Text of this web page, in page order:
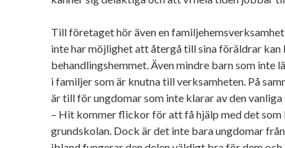
Till företaget hör även en
inte har möjlighet att återgå till sina föräldrar kan
behandlingshemmet. Även mindre barn som inte
i familjer som är knutna till verksamheten. På
är till för ungdomar som inte klarar av den vanliga
– Hit kommer flickor för att få hjälp med det
grundskolan. Dock är det inte bara ungdomar